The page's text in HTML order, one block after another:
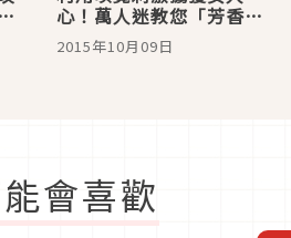
心！萬人迷教您「芳香秘
訣」
2015年10月09日
會喜歡